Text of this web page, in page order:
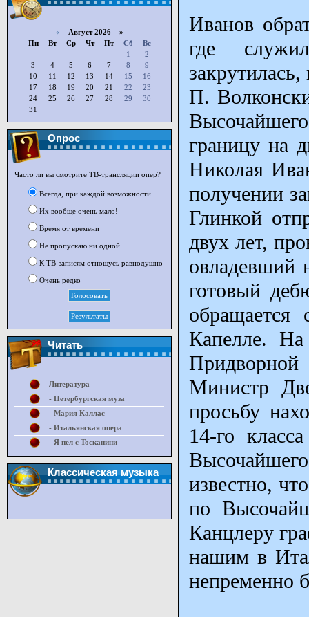
Иванов
где
П.
границу на
Николая
получении
Глинкой
двух лет,
овладевший
готовый
Капелле. На
Придворной
Министр
просьбу
14-го
известно,
по
Канцлеру
нашим в
непременно
« Август 2026 »
Пн
Вт Ср Чт Пт Сб
Вс
1
2
3
4 5 6 7 8
9
10
11 12 13 14 15
16
17
18 19 20 21 22
23
24
25 26 27 28 29
30
31
Опрос
Часто ли вы смотрите ТВ-трансляции опер?
Всегда, при каждой возможности
Их вообще очень мало!
Время от времени
Не пропускаю ни одной
К ТВ-записям отношусь равнодушно
Очень редко
Читать
Литература
- Петербургская муза
- Мария Каллас
- Итальянская опера
- Я пел с Тосканини
Классическая музыка